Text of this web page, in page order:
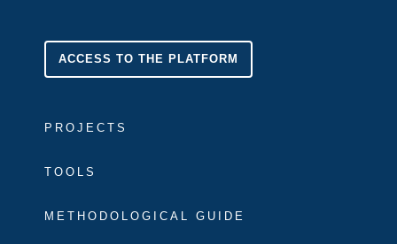
ACCESS TO THE PLATFORM
PROJECTS
TOOLS
METHODOLOGICAL GUIDE